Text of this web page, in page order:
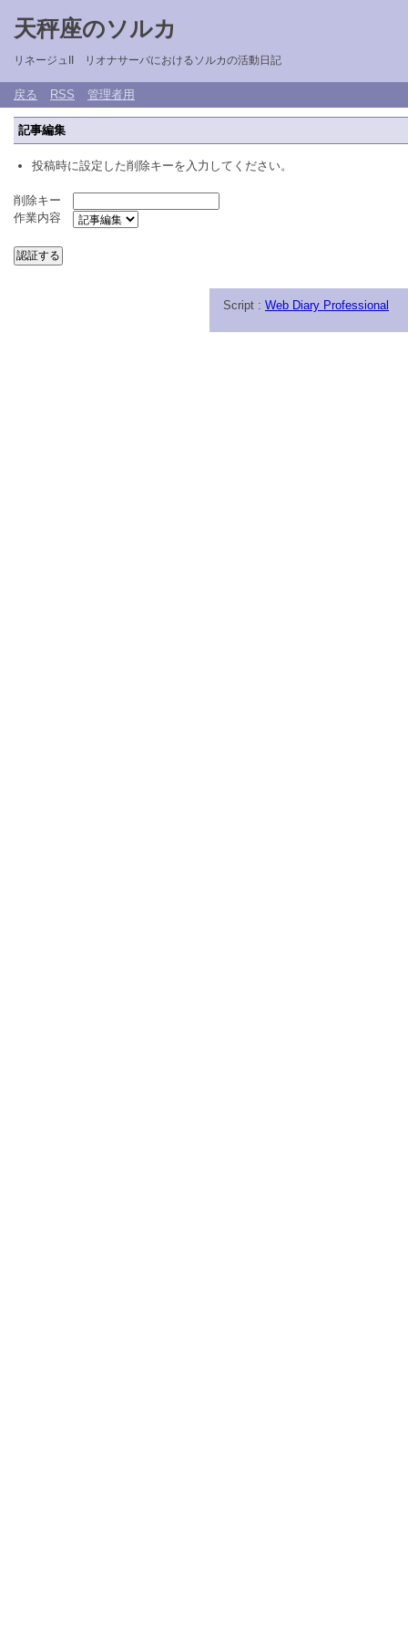
天秤座のソルカ
リネージュII リオナサーバにおけるソルカの活動日記
戻る RSS 管理者用
記事編集
投稿時に設定した削除キーを入力してください。
削除キー
作業内容
Script : Web Diary Professional